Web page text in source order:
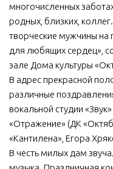
МБОУ ДО «Детская
МБУК «Искитимский
музей»
МБУ Парк культуры и
ДК «Россия»
Афиша
Независимая оценка
многочисленных
родных, близких,
творческие мужчины
для любящих сердец»,
зале Дома культуры
В адрес прекрасной
различные
вокальной студии
«Отражение» (ДК
«Кантилена», Егора
В честь милых дам